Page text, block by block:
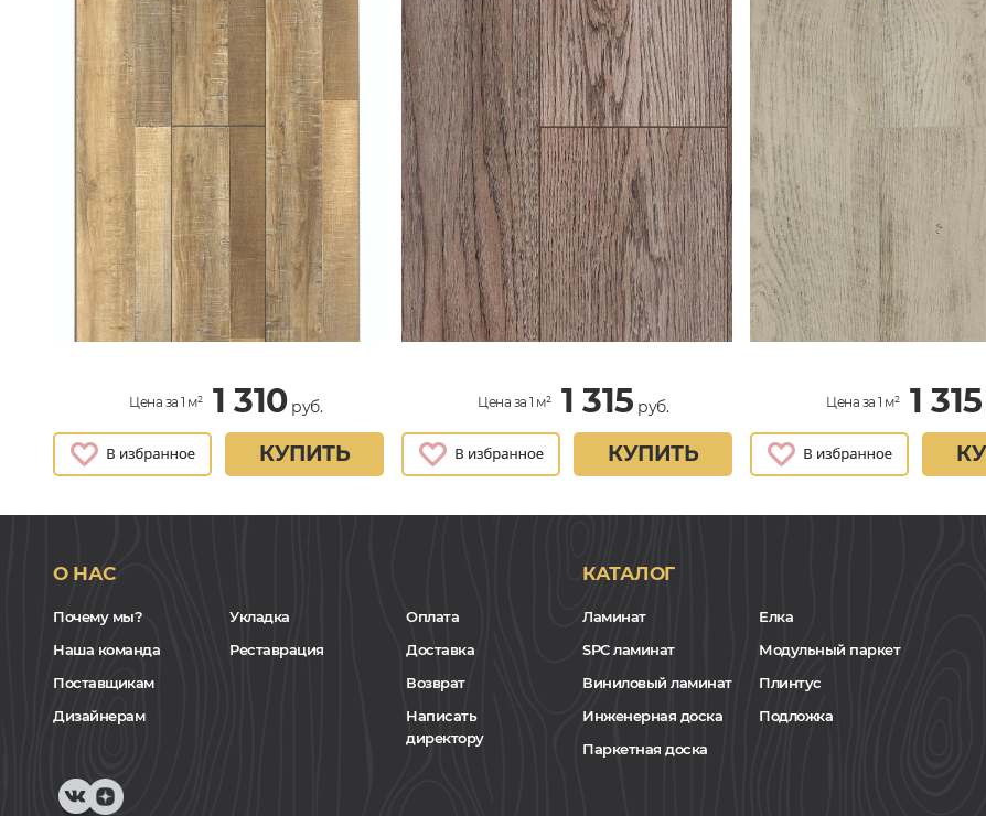
Цена за 1 м² 1 310руб.
КУПИТЬ
Цена за 1 м² 1 315 руб.
КУПИТЬ
Цена за 1 м² 1 315
О НАС
Почему мы?
Наша команда
Поставщикам
Дизайнерам
Укладка
Реставрация
Оплата
Доставка
Возврат
Написать
директору
КАТАЛОГ
Ламинат
SPC ламинат
Виниловый ламинат
Инженерная доска
Паркетная доска
Елка
Модульный паркет
Плинтус
Подложка